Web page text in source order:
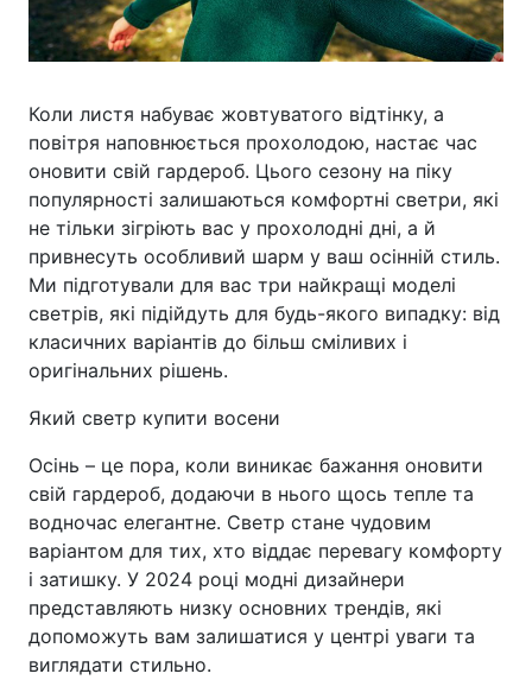
Коли листя набуває жовтуватого відтінку, а
повітря наповнюється прохолодою, настає час
оновити свій гардероб. Цього сезону на піку
популярності залишаються комфортні светри, які
не тільки зігріють вас у прохолодні дні, а й
привнесуть особливий шарм у ваш осінній стиль.
Ми підготували для вас три найкращі моделі
светрів, які підійдуть для будь-якого випадку: від
класичних варіантів до більш сміливих і
оригінальних рішень.
Який светр купити восени
Осінь – це пора, коли виникає бажання оновити
свій гардероб, додаючи в нього щось тепле та
водночас елегантне. Светр стане чудовим
варіантом для тих, хто віддає перевагу комфорту
і затишку. У 2024 році модні дизайнери
представляють низку основних трендів, які
допоможуть вам залишатися у центрі уваги та
виглядати стильно.